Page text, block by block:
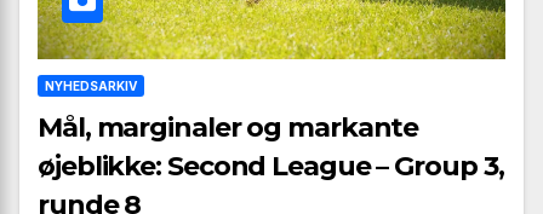
NYHEDSARKIV
Mål, marginaler og markante
øjeblikke: Second League – Group 3,
runde 8